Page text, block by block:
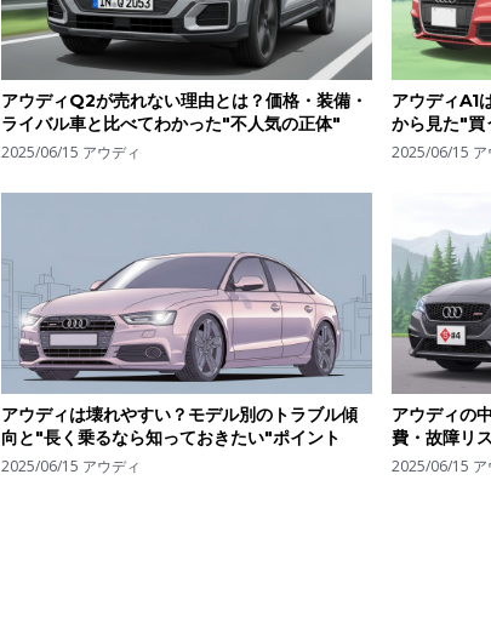
アウディQ2が売れない理由とは？価格・装備・
ライバル車と比べてわかった"不人気の正体"
2025/06/15 アウディ
アウディA1
から見た"買
2025/06/15 ア
アウディは壊れやすい？モデル別のトラブル傾
向と"長く乗るなら知っておきたい"ポイント
2025/06/15 アウディ
アウディの
費・故障リ
2025/06/15 ア